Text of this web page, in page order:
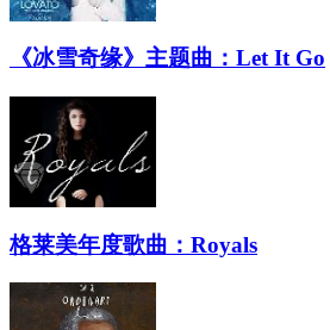
《冰雪奇缘》主题曲：Let It Go
格莱美年度歌曲：Royals